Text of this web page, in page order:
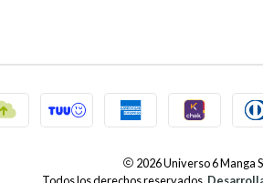
2026 Universo 6 Manga
Todos los derechos reservados.